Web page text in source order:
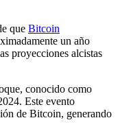
que Bitcoin
un año
proyecciones alcistas
conocido como
Este evento
de Bitcoin, generando